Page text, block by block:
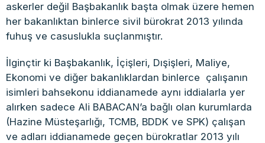
askerler değil Başbakanlık başta olmak üzere hemen
her bakanlıktan binlerce sivil bürokrat 2013 yılında
fuhuş ve casuslukla suçlanmıştır.
İlginçtir ki Başbakanlık, İçişleri, Dışişleri, Maliye,
Ekonomi ve diğer bakanlıklardan binlerce çalışanın
isimleri bahsekonu iddianamede aynı iddialarla yer
alırken sadece Ali BABACAN’a bağlı olan kurumlarda
(Hazine Müsteşarlığı, TCMB, BDDK ve SPK) çalışan
ve adları iddianamede geçen bürokratlar 2013 yılı